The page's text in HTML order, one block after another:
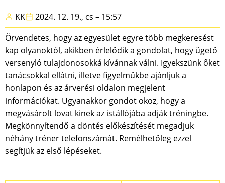
KK
2024. 12. 19., cs – 15:57
Örvendetes, hogy az egyesület egyre több megkeresést
kap olyanoktól, akikben érlelődik a gondolat, hogy ügető
versenyló tulajdonosokká kívánnak válni. Igyekszünk őket
tanácsokkal ellátni, illetve figyelműkbe ajánljuk a
honlapon és az árverési oldalon megjelent
információkat. Ugyanakkor gondot okoz, hogy a
megvásárolt lovat kinek az istállójába adják tréningbe.
Megkönnyítendő a döntés előkészítését megadjuk
néhány tréner telefonszámát. Remélhetőleg ezzel
segítjük az első lépéseket.